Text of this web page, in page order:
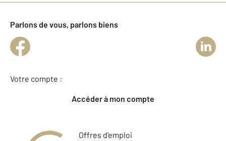
Parlons de vous, parlons biens
Votre compte :
Accéder à mon compte
Offres d'emploi